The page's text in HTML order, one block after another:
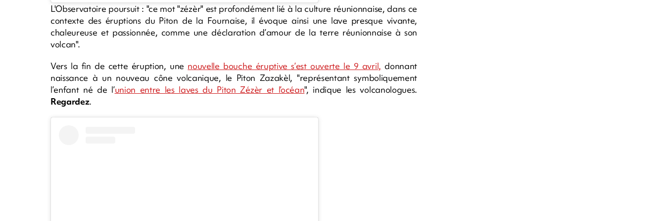
L'Observatoire poursuit : "ce mot "zézèr" est profondément lié à la culture réunionnaise, dans ce
contexte des éruptions du Piton de la Fournaise, il évoque ainsi une lave presque vivante,
chaleureuse et passionnée, comme une déclaration d’amour de la terre réunionnaise à son
volcan".
Vers la fin de cette éruption, une nouvelle bouche éruptive s’est ouverte le 9 avril, donnant
naissance à un nouveau cône volcanique, le Piton Zazakèl, "représentant symboliquement
l’enfant né de l’union entre les laves du Piton Zézèr et l’océan", indique les volcanologues.
Regardez.